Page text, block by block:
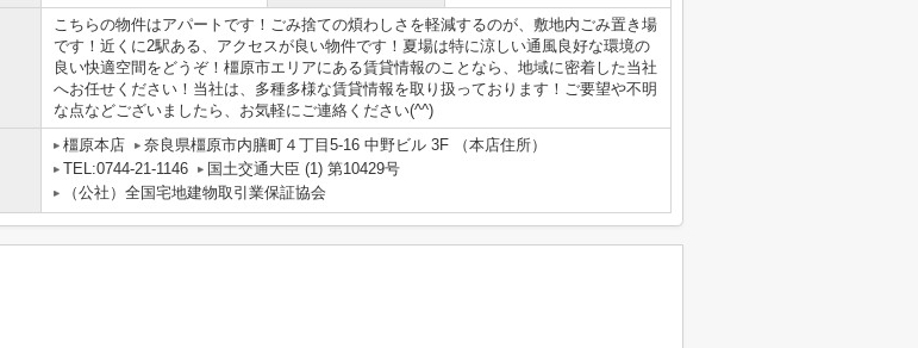
こちらの物件はアパートです！ごみ捨ての煩わしさを軽減するのが、敷地内ごみ置き場
です！近くに2駅ある、アクセスが良い物件です！夏場は特に涼しい通風良好な環境の
良い快適空間をどうぞ！橿原市エリアにある賃貸情報のことなら、地域に密着した当社
へお任せください！当社は、多種多様な賃貸情報を取り扱っております！ご要望や不明
な点などございましたら、お気軽にご連絡ください(^^)
橿原本店
奈良県橿原市内膳町４丁目5-16 中野ビル 3F （本店住所）
TEL:0744-21-1146
国土交通大臣 (1) 第10429号
（公社）全国宅地建物取引業保証協会